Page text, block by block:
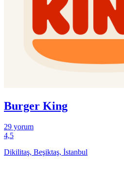
Burger King
29 yorum
4,5
Dikilitaş, Beşiktaş, İstanbul